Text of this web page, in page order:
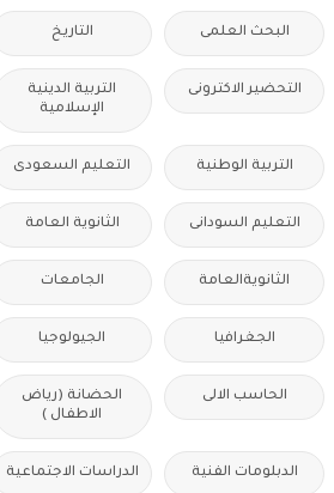
البحث العلمى التاريخ
التحضير الاكترونى
التربية الدينية
الإسلامية
التربية الوطنية التعليم السعودى
التعليم السودانى الثانوية العامة
الثانويةالعامة الجامعات
الجغرافيا الجيولوجيا
الحاسب الالى
الحضانة (رياض
الاطفال )
الدبلومات الفنية الدراسات الاجتماعية